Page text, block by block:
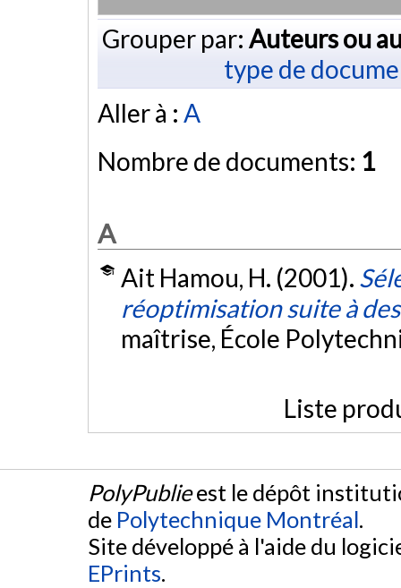
Grouper par: Auteurs ou
type de
Aller à : A
Nombre de documents: 1
A
Ait Hamou, H. (2001).
réoptimisation suite à
maîtrise, École
Liste
PolyPublieest le dépôt
de Polytechnique Montréal.
Site développé à l'aide du
EPrints.